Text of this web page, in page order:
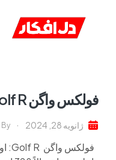
فولکس واگن Golf R اولین تصاویر رسمی قبل از عرضه در تابستان
ژانویه 28, 2024 By